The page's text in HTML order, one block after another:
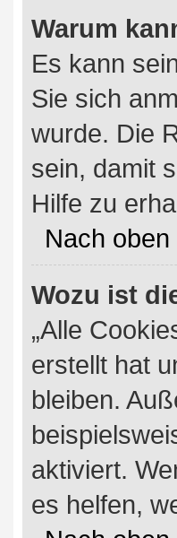
Warum
Es kann
Sie sich
wurde. Die
sein, damit
Hilfe zu
Nach oben
Wozu ist
„Alle
erstellt hat
bleiben.
aktiviert.
es helfen,